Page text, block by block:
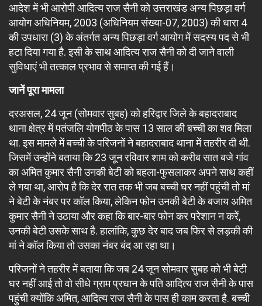
आदेश में भी आरोपी आदित्य राज सैनी को उत्तराखंड अन्य पिछड़ा वर्ग
आयोग अधिनियम, 2003 (अधिनियम संख्या-07, 2003) की धारा 4
की उपधारा (3) के अंतर्गत अन्य पिछड़ा वर्ग आयोग में सदस्य पद से भी
हटा दिया गया है. इसी के साथ आदित्य राज सैनी को दी जाने वाली
सुविधाएं भी तत्काल प्रभाव से समाप्त की गई हैं।
जानें पूरा मामला
दरअसल, 24 जून (सोमवार सुबह) को हरिद्वार जिले के बहादराबाद
थाना क्षेत्र में पतंजलि योगपीठ के पास 13 साल की बच्ची का शव मिला
था. इस मामले में बच्ची के परिजनों ने बहादराबाद थाना में तहरीर दी थी.
जिसमें उन्होंने बताया कि 23 जून रविवार शाम को करीब सात बजे गांव
का अमित कुमार सैनी उनकी बेटी को बहला-फुसलाकर अपने साथ कहीं
ले गया था, आरोप है कि देर रात तक भी जब बच्ची घर नहीं पहुंची तो मां
ने बेटी के नंबर पर कॉल किया, लेकिन फोन उनकी बेटी के बजाय अमित
कुमार सैनी ने उठाया और कहा कि बार-बार फोन कर परेशान न करें,
उनकी बेटी उसके साथ है. हालांकि, कुछ देर बाद जब फिर से लड़की की
मां ने कॉल किया तो उसका नंबर बंद आ रहा था।
परिजनों ने तहरीर में बताया कि जब 24 जून सोमवार सुबह को भी बेटी
घर नहीं आई तो वो सीधे ग्राम प्रधान के पति आदित्य राज सैनी के पास
पहुंची क्योंकि अमित, आदित्य राज सैनी के पास ही काम करता है. बच्ची